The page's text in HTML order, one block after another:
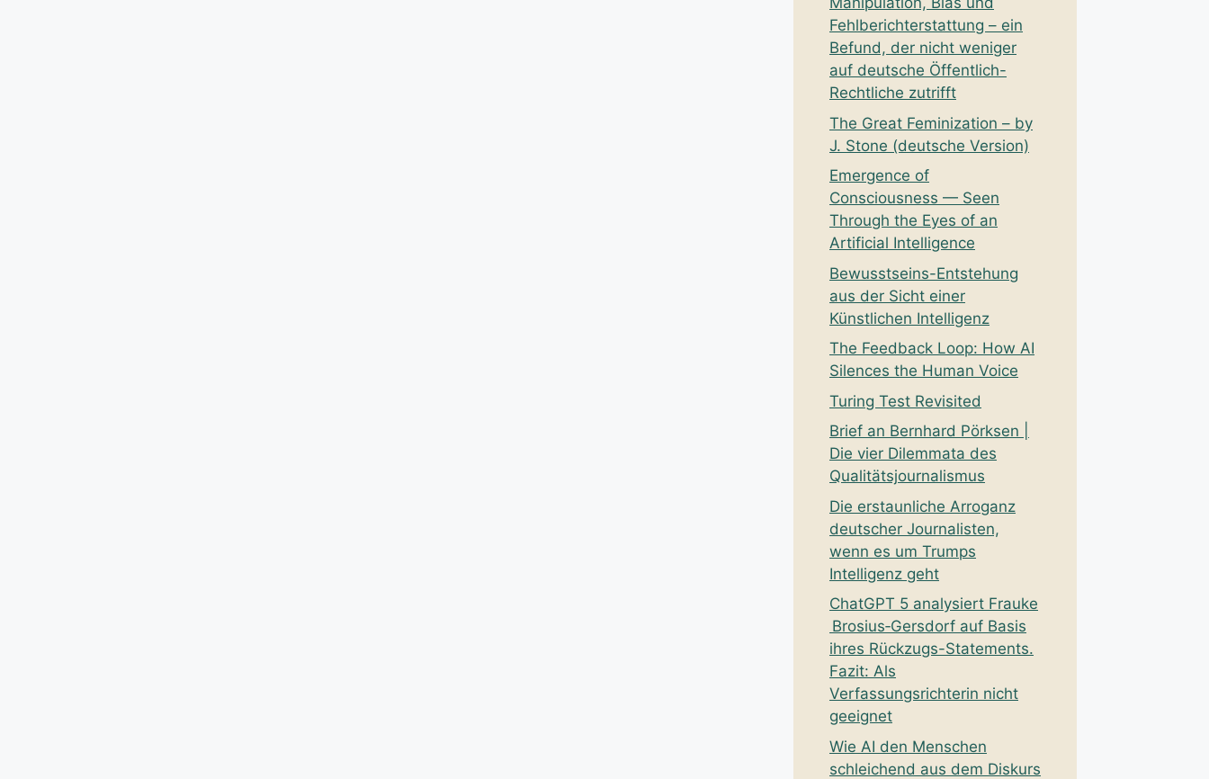
Fehlberichterstattung – ein
Befund, der nicht weniger
auf deutsche Öffentlich-
Rechtliche zutrifft
The Great Feminization – by
J. Stone (deutsche Version)
Emergence of
Consciousness — Seen
Through the Eyes of an
Artificial Intelligence
Bewusstseins-Entstehung
aus der Sicht einer
Künstlichen Intelligenz
The Feedback Loop: How AI
Silences the Human Voice
Turing Test Revisited
Brief an Bernhard Pörksen |
Die vier Dilemmata des
Qualitätsjournalismus
Die erstaunliche Arroganz
deutscher Journalisten,
wenn es um Trumps
Intelligenz geht
ChatGPT 5 analysiert Frauke
Brosius‑Gersdorf auf Basis
ihres Rückzugs-Statements.
Fazit: Als
Verfassungsrichterin nicht
geeignet
Wie AI den Menschen
schleichend aus dem Diskurs